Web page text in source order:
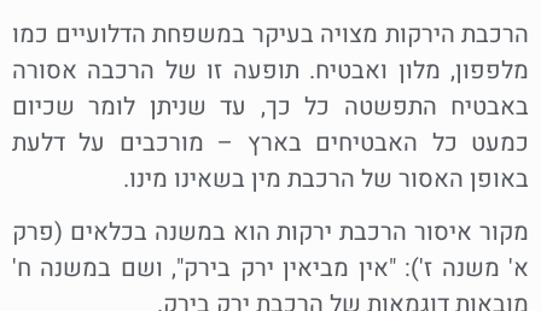
הרכבת הירקות מצויה בעיקר במשפחת הדלועיים כמו
מלפפון, מלון ואבטיח. תופעה זו של הרכבה אסורה
באבטיח התפשטה כל כך, עד שניתן לומר שכיום
כמעט כל האבטיחים בארץ – מורכבים על דלעת
באופן האסור של הרכבת מין בשאינו מינו.
מקור איסור הרכבת ירקות הוא במשנה בכלאים (פרק
א' משנה ז'): "אין מביאין ירק בירק", ושם במשנה ח'